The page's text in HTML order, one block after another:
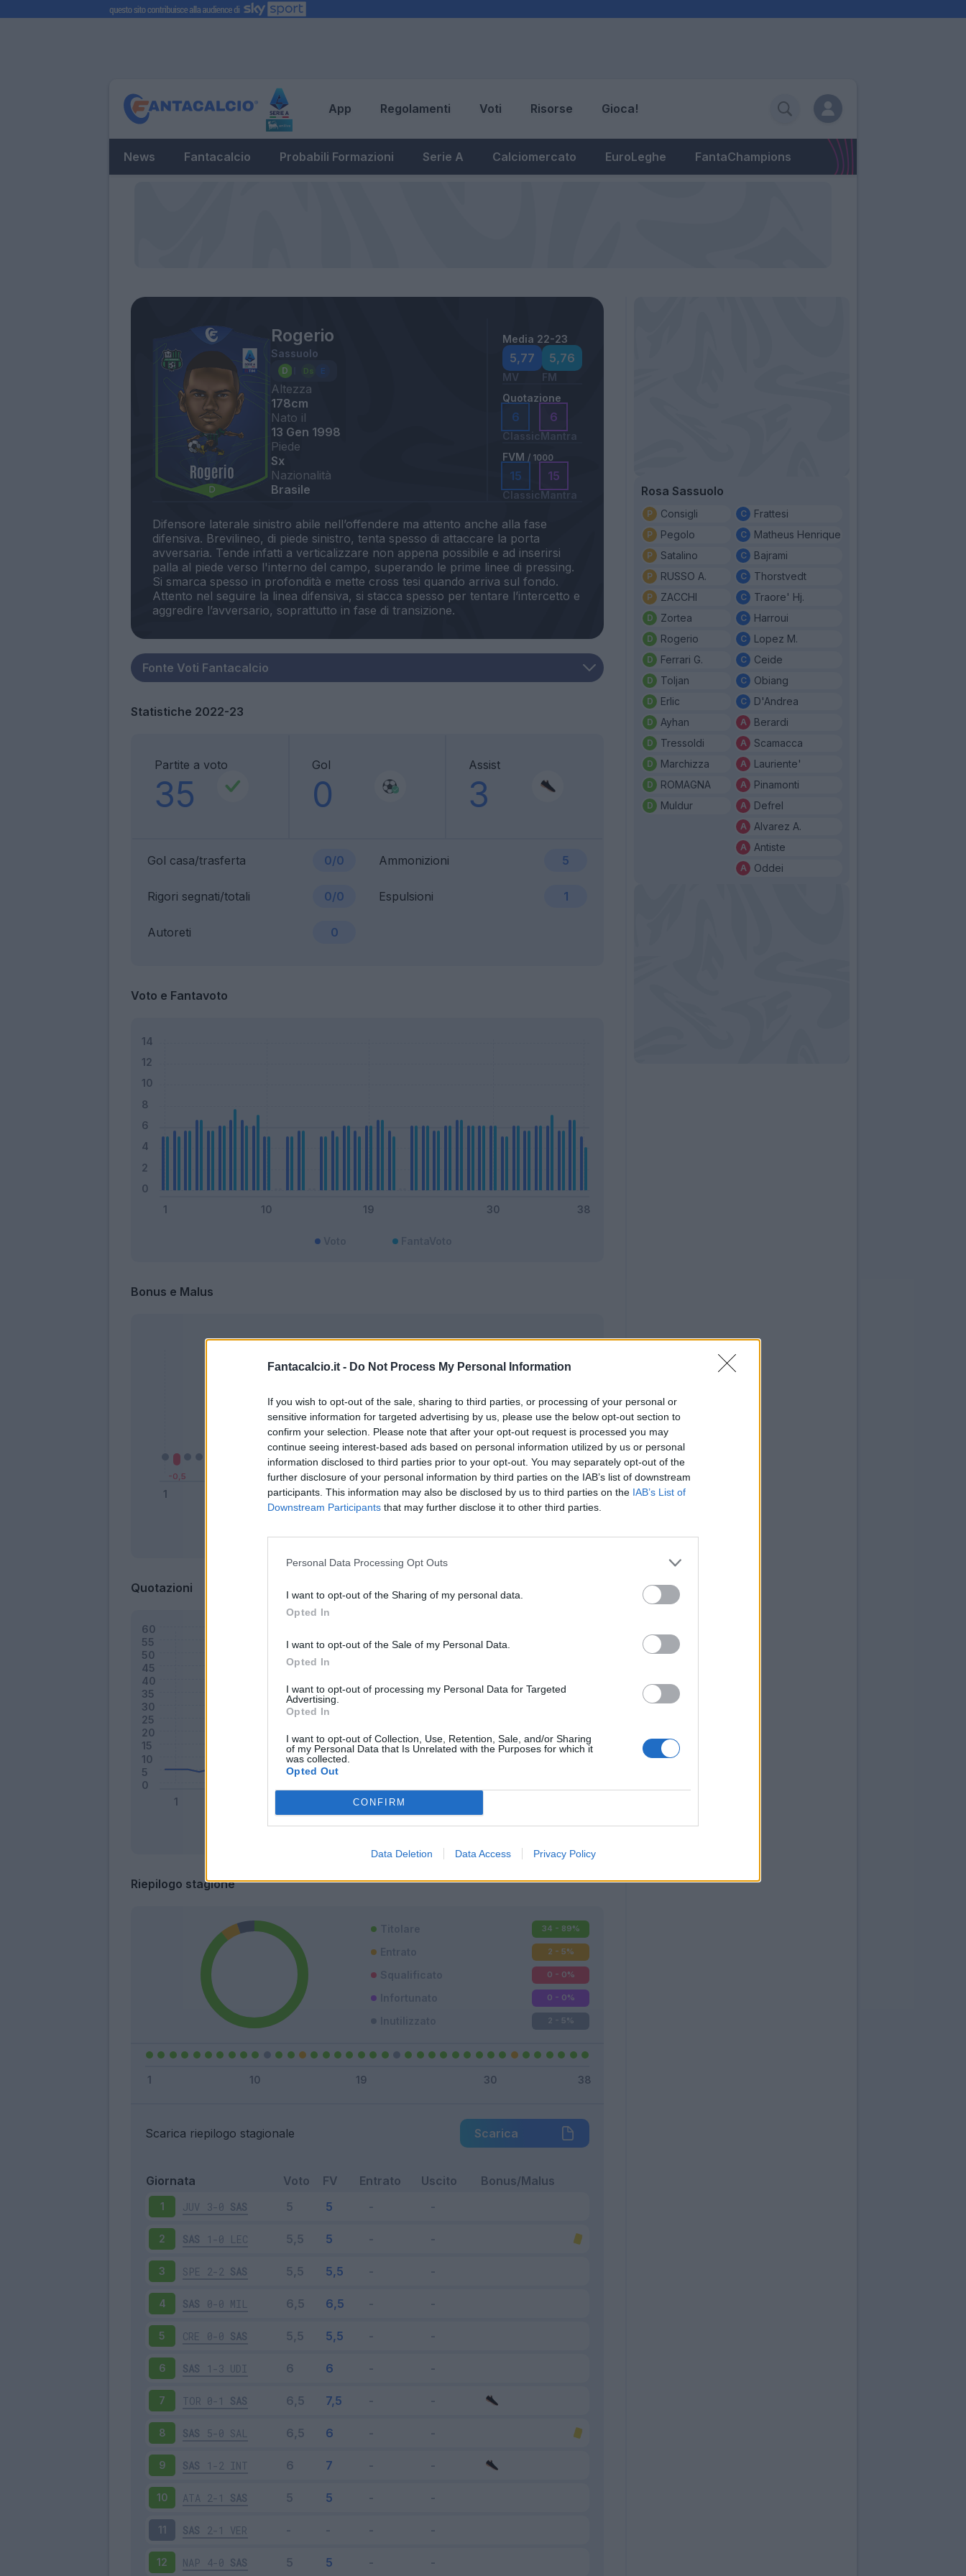
Fantacalcio.it - Do Not Process My Personal Information
If you wish to opt-out of the sale, sharing to third parties, or processing of your personal or
sensitive information for targeted advertising by us, please use the below opt-out section to
confirm your selection. Please note that after your opt-out request is processed you may
continue seeing interest-based ads based on personal information utilized by us or personal
information disclosed to third parties prior to your opt-out. You may separately opt-out of the
further disclosure of your personal information by third parties on the IAB’s list of downstream
participants. This information may also be disclosed by us to third parties on the IAB’s List of
Downstream Participants that may further disclose it to other third parties.
Personal Data Processing Opt Outs
I want to opt-out of the Sharing of my personal data.
Opted In
I want to opt-out of the Sale of my Personal Data.
Opted In
I want to opt-out of processing my Personal Data for Targeted
Advertising.
Opted In
I want to opt-out of Collection, Use, Retention, Sale, and/or Sharing
of my Personal Data that Is Unrelated with the Purposes for which it
was collected.
Opted Out
CONFIRM
Data Deletion Data Access Privacy Policy
App Regolamenti Voti Risorse Gioca!
News Fantacalcio Probabili Formazioni Serie A Calciomercato EuroLeghe FantaChampions
Rogerio
Sassuolo
Altezza
178cm
Nato il
13 Gen 1998
Piede
Sx
Nazionalità
Brasile
Media 22-23
5,77
MV
5,76
FM
Quotazione
6
Classic
6
Mantra
FVM / 1000
15
Classic
15
Mantra
Difensore laterale sinistro abile nell’offendere ma attento anche alla fase
difensiva. Brevilineo, di piede sinistro, tenta spesso di attaccare la porta
avversaria. Tende infatti a verticalizzare non appena possibile e ad inserirsi
palla al piede verso l'interno del campo, superando le prime linee di pressing.
Si smarca spesso in profondità e mette cross tesi quando arriva sul fondo.
Attento nel seguire la linea difensiva, si stacca spesso per tentare l’intercetto e
Statistiche 2022-23
Partite a voto
35
Gol
0
Assist
3
Gol casa/trasferta 0/0 Ammonizioni 5
Rigori segnati/totali 0/0 Espulsioni 1
Autoreti 0
Voto e Fantavoto
Bonus e Malus
Bonus Malus Presenze a voto
Quotazioni
Riepilogo stagione
Titolare 34 - 89%
Entrato 2 - 5%
Squalificato 0 - 0%
Infortunato 0 - 0%
2 - 5%
Scarica riepilogo stagionale Scarica
Giornata Voto FV Entrato Uscito Bonus/Malus
1 JUV 3-0 SAS
2 SAS 1-0 LEC
3 SPE 2-2 SAS
4 SAS 0-0 MIL
5 CRE 0-0 SAS
6 SAS 1-3 UDI
7 TOR 0-1 SAS
8 SAS 5-0 SAL
9 SAS 1-2 INT
10 ATA 2-1 SAS
11 SAS 2-1 VER
12 NAP 4-0 SAS
Rosa Sassuolo
Consigli
Pegolo
Satalino
RUSSO A.
ZACCHI
Zortea
Rogerio
Ferrari G.
Toljan
Erlic
Ayhan
Tressoldi
Marchizza
ROMAGNA
Muldur
Frattesi
Matheus Henrique
Bajrami
Thorstvedt
Traore' Hj.
Harroui
Lopez M.
Ceide
Obiang
D'Andrea
Berardi
Scamacca
Lauriente'
Pinamonti
Defrel
Alvarez A.
Antiste
Oddei